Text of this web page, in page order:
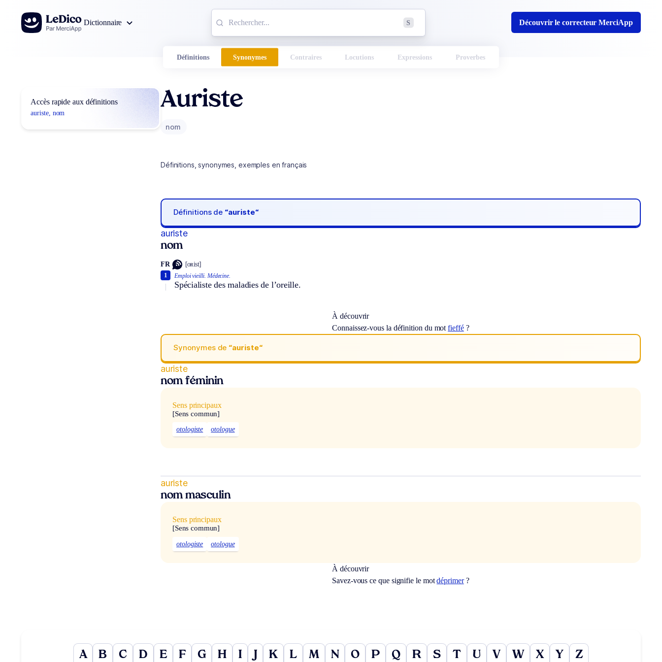
Aller au contenu
Dictionnaire
S Découvrir le correcteur MerciApp
Définitions Synonymes Contraires Locutions Expressions Proverbes
Accès rapide aux définitions
auriste, nom
Auriste
nom
Définitions, synonymes, exemples en français
Définitions de “auriste“
auriste
nom
FR [oʀist]
Emploi vieilli. Médecine.
Spécialiste des maladies de l’oreille.
1
À découvrir
Connaissez-vous la définition du motfieffé?
Synonymes de “auriste“
auriste
nom féminin
Sens principaux
[Sens commun]
otologiste otologue
auriste
nom masculin
Sens principaux
[Sens commun]
otologiste otologue
À découvrir
Savez-vous ce que signifie le motdéprimer?
A B C D E F G H I J K L M N O P Q R S T U V W X Y Z